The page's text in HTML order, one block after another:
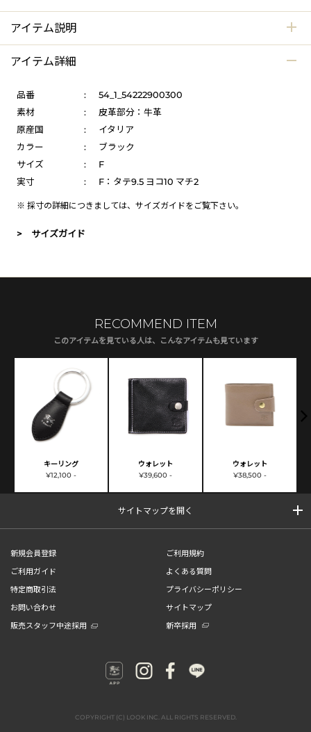
アイテム説明
アイテム詳細
品番 :
54_1_54222900300
素材
:
皮革部分：牛革
原産国
:
イタリア
カラー
:
ブラック
サイズ
:
F
実寸
: F：タテ9.5 ヨコ10 マチ2
※ 採寸の詳細につきましては、 サイズガイドをご覧下さい。
> サイズガイド
RECOMMEND ITEM
このアイテムを見ている人は、こんなアイテムも見ています
キーリング
¥12,100 -
ウォレット
¥39,600 -
ウォレット
¥38,500 -
サイトマップを開く
新規会員登録
ご利用規約
ご利用ガイド
よくある質問
特定商取引法
プライバシーポリシー
お問い合わせ
サイトマップ
販売スタッフ中途採用
新卒採用
COPYRIGHT (C) LOOK INC. ALL RIGHTS RESERVED.